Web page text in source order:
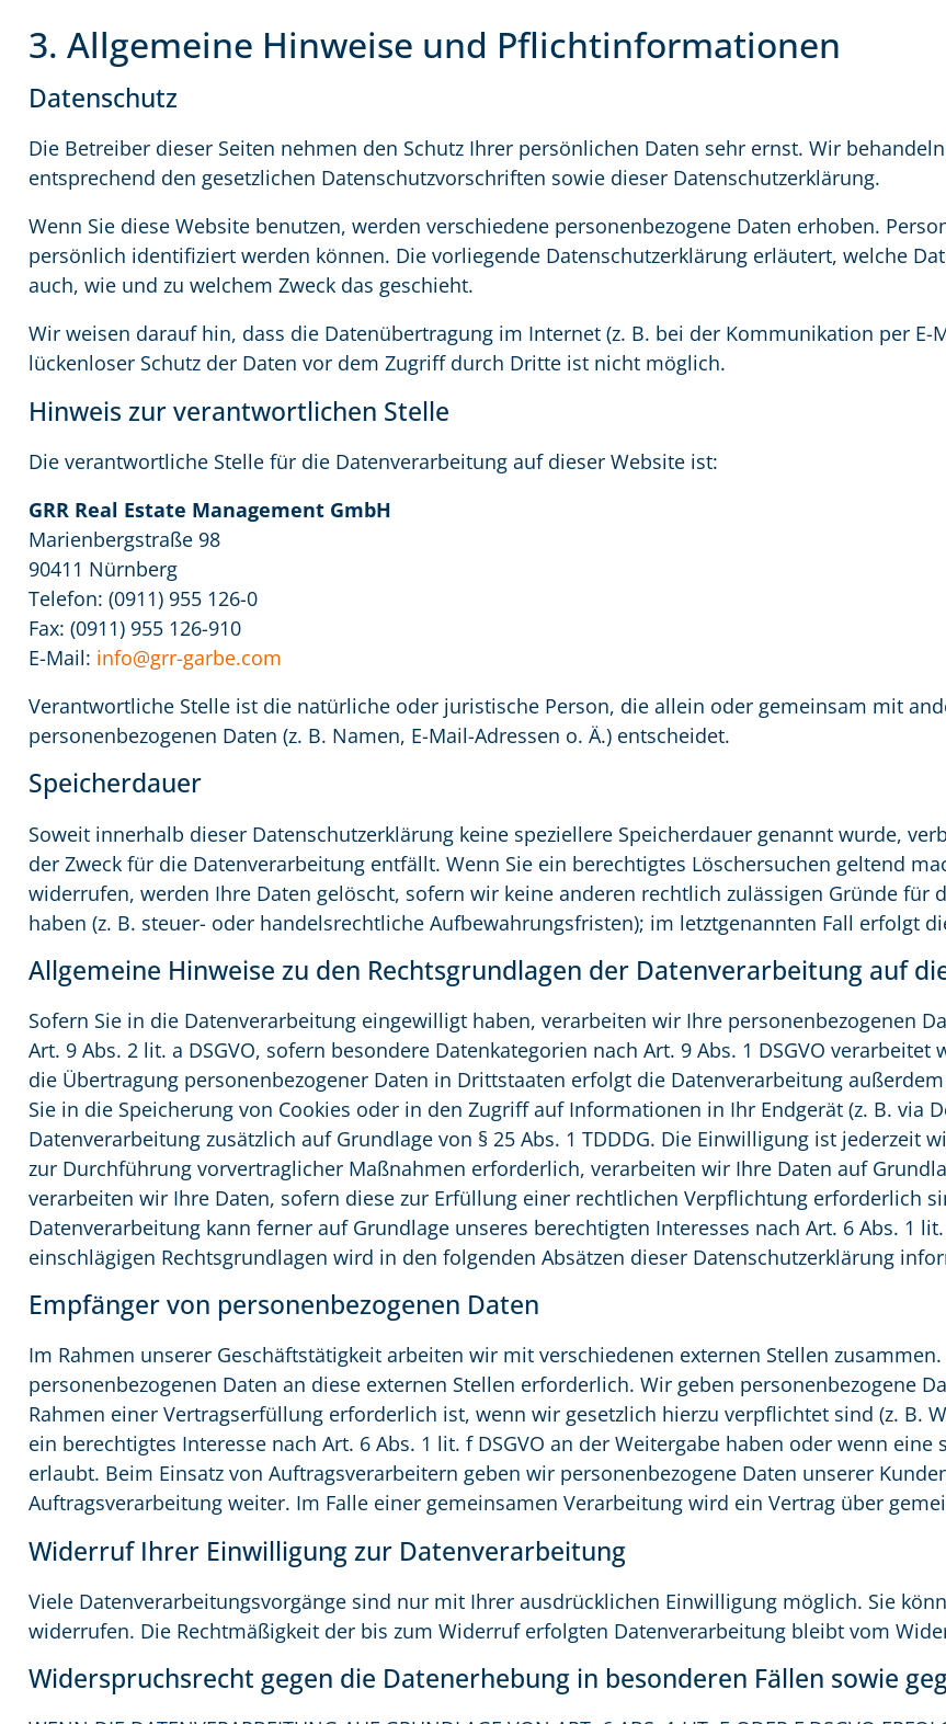
3. Allgemeine Hinweise und Pflichtinformationen
Datenschutz
Die Betreiber dieser Seiten nehmen den Schutz Ihrer persönlichen Daten sehr ernst. Wir
entsprechend den gesetzlichen Datenschutzvorschriften sowie dieser Datenschutzerklärung.
Wenn Sie diese Website benutzen, werden verschiedene personenbezogene Daten erhoben.
persönlich identifiziert werden können. Die vorliegende Datenschutzerklärung erläutert, welche
auch, wie und zu welchem Zweck das geschieht.
Wir weisen darauf hin, dass die Datenübertragung im Internet (z. B. bei der Kommunikation per E-
lückenloser Schutz der Daten vor dem Zugriff durch Dritte ist nicht möglich.
Hinweis zur verantwortlichen Stelle
Die verantwortliche Stelle für die Datenverarbeitung auf dieser Website ist:
GRR Real Estate Management GmbH
Marienbergstraße 98
90411 Nürnberg
Telefon: (0911) 955 126-0
Fax: (0911) 955 126-910
E-Mail: info@grr-garbe.com
Verantwortliche Stelle ist die natürliche oder juristische Person, die allein oder gemeinsam mit
personenbezogenen Daten (z. B. Namen, E-Mail-Adressen o. Ä.) entscheidet.
Speicherdauer
Soweit innerhalb dieser Datenschutzerklärung keine speziellere Speicherdauer genannt wurde,
der Zweck für die Datenverarbeitung entfällt. Wenn Sie ein berechtigtes Löschersuchen geltend
widerrufen, werden Ihre Daten gelöscht, sofern wir keine anderen rechtlich zulässigen Gründe für
haben (z. B. steuer- oder handelsrechtliche Aufbewahrungsfristen); im letztgenannten Fall erfolgt
Allgemeine Hinweise zu den Rechtsgrundlagen der Datenverarbeitung auf
Sofern Sie in die Datenverarbeitung eingewilligt haben, verarbeiten wir Ihre personenbezogenen
Art. 9 Abs. 2 lit. a DSGVO, sofern besondere Datenkategorien nach Art. 9 Abs. 1 DSGVO
die Übertragung personenbezogener Daten in Drittstaaten erfolgt die Datenverarbeitung
Sie in die Speicherung von Cookies oder in den Zugriff auf Informationen in Ihr Endgerät (z. B. via
Datenverarbeitung zusätzlich auf Grundlage von § 25 Abs. 1 TDDDG. Die Einwilligung ist jederzeit
zur Durchführung vorvertraglicher Maßnahmen erforderlich, verarbeiten wir Ihre Daten auf
verarbeiten wir Ihre Daten, sofern diese zur Erfüllung einer rechtlichen Verpflichtung erforderlich
Datenverarbeitung kann ferner auf Grundlage unseres berechtigten Interesses nach Art. 6 Abs. 1
einschlägigen Rechtsgrundlagen wird in den folgenden Absätzen dieser Datenschutzerklärung
Empfänger von personenbezogenen Daten
Im Rahmen unserer Geschäftstätigkeit arbeiten wir mit verschiedenen externen Stellen
personenbezogenen Daten an diese externen Stellen erforderlich. Wir geben personenbezogene
Rahmen einer Vertragserfüllung erforderlich ist, wenn wir gesetzlich hierzu verpflichtet sind (z. B.
ein berechtigtes Interesse nach Art. 6 Abs. 1 lit. f DSGVO an der Weitergabe haben oder wenn
erlaubt. Beim Einsatz von Auftragsverarbeitern geben wir personenbezogene Daten unserer
Auftragsverarbeitung weiter. Im Falle einer gemeinsamen Verarbeitung wird ein Vertrag über
Widerruf Ihrer Einwilligung zur Datenverarbeitung
Viele Datenverarbeitungsvorgänge sind nur mit Ihrer ausdrücklichen Einwilligung möglich. Sie
widerrufen. Die Rechtmäßigkeit der bis zum Widerruf erfolgten Datenverarbeitung bleibt vom
Widerspruchsrecht gegen die Datenerhebung in besonderen Fällen sowie